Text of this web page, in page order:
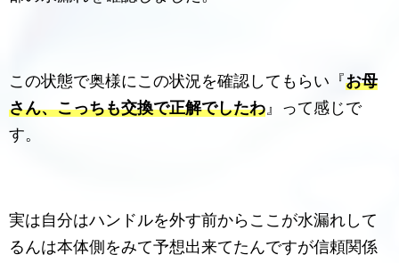
この状態で奥様にこの状況を確認してもらい『お母
さん、こっちも交換で正解でしたわ 』って感じで
す。
実は自分はハンドルを外す前からここが水漏れして
るんは本体側をみて予想出来てたんですが信頼関係